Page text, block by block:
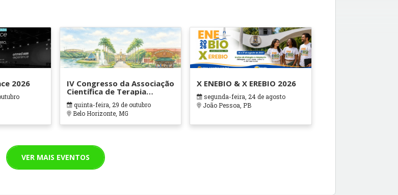
2026
IV Congresso da Associação
Científica de Terapia
Ocupacional em Contextos
Hospitalares e Cuidados
Paliativos - ATOHOSP
quinta-feira, 29 de outubro
Belo Horizonte, MG
X ENEBIO & X EREBIO 2026
segunda-feira, 24 de agosto
João Pessoa, PB
VER MAIS EVENTOS